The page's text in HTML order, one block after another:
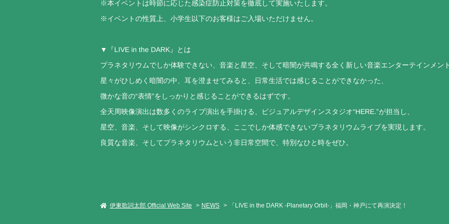
※本イベントは時節に応じた感染症防止対策を徹底して実施いたします。
※イベントの性質上、小学生以下のお客様はご入場いただけません。
▼『LIVE in the DARK』とは
プラネタリウムでしか体験できない、音楽と星空、そして暗闇が共鳴する全く新しい音楽エンターテインメン
星々がひしめく暗闇の中、耳を澄ませてみると、日常生活では感じることができなかった、
微かな音の“表情”をしっかりと感じることができるはずです。
全天周映像演出は数多くのライブ演出を手掛ける、ビジュアルデザインスタジオ“HERE.”が担当し、
星空、音楽、そして映像がシンクロする、ここでしか体感できないプラネタリウムライブを実現します。
良質な音楽、そしてプラネタリウムという非日常空間で、特別なひと時をぜひ。
伊東歌詞太郎 Official Web Site NEWS 「LIVE in the DARK -Planetary Orbit-」福岡・神戸にて再演決定！